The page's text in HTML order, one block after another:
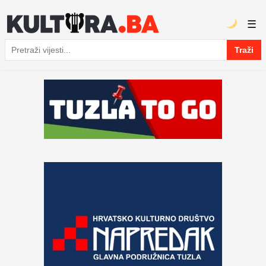
Pretraga
Traži
☰